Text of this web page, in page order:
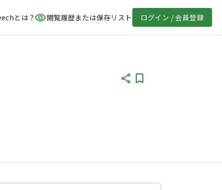
とは？ 閲覧履歴または保存リスト ログイン / 会員登録